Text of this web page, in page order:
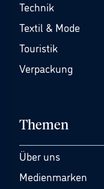
Technik
Textil & Mode
Touristik
Verpackung
Themen
Über uns
Medienmarken